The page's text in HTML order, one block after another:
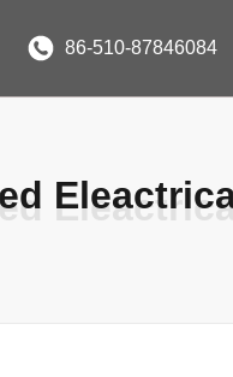
86-510-87846084